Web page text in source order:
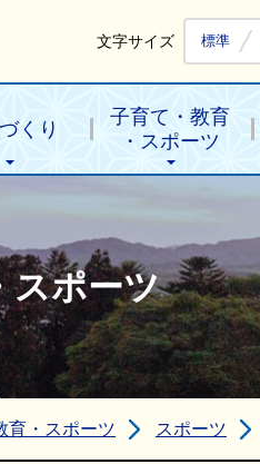
文字サイズ 標準
くり
子育て・教育
・スポーツ
スポーツ
育・スポーツ スポーツ